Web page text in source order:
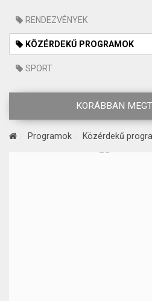
RENDEZVÉNYEK
KÖZÉRDEKŰ PROGRAMOK
SPORT
KORÁBBAN
Programok Közérdekű